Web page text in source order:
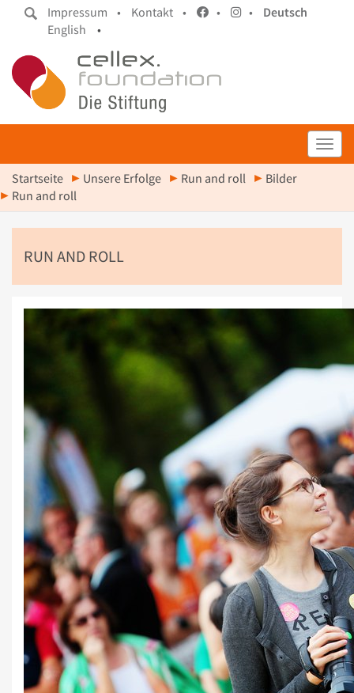
Impressum • Kontakt • • •
Deutsch
English
•
Startseite Unsere Erfolge Run and roll
Bilder
Run and roll
RUN AND ROLL